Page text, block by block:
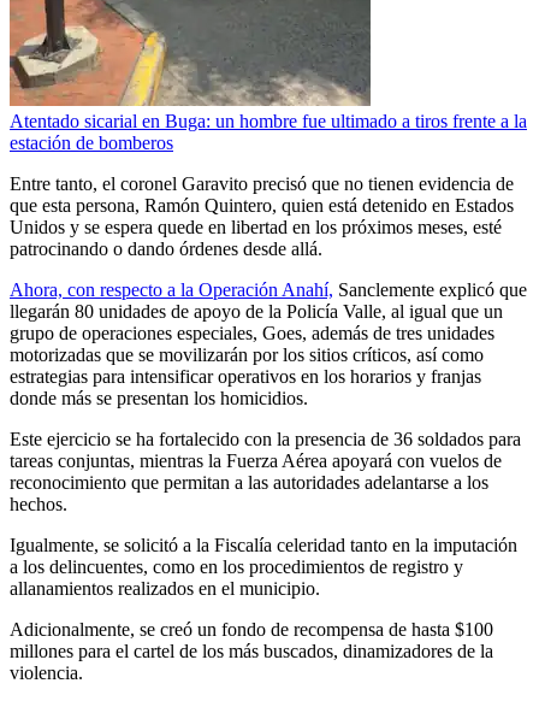
Atentado sicarial en Buga: un hombre fue ultimado a tiros frente a la
estación de bomberos
Entre tanto, el coronel Garavito precisó que no tienen evidencia de
que esta persona, Ramón Quintero, quien está detenido en Estados
Unidos y se espera quede en libertad en los próximos meses, esté
patrocinando o dando órdenes desde allá.
Ahora, con respecto a la Operación Anahí, Sanclemente explicó que
llegarán 80 unidades de apoyo de la Policía Valle, al igual que un
grupo de operaciones especiales, Goes, además de tres unidades
motorizadas que se movilizarán por los sitios críticos, así como
estrategias para intensificar operativos en los horarios y franjas
donde más se presentan los homicidios.
Este ejercicio se ha fortalecido con la presencia de 36 soldados para
tareas conjuntas, mientras la Fuerza Aérea apoyará con vuelos de
reconocimiento que permitan a las autoridades adelantarse a los
hechos.
Igualmente, se solicitó a la Fiscalía celeridad tanto en la imputación
a los delincuentes, como en los procedimientos de registro y
allanamientos realizados en el municipio.
Adicionalmente, se creó un fondo de recompensa de hasta $100
millones para el cartel de los más buscados, dinamizadores de la
violencia.